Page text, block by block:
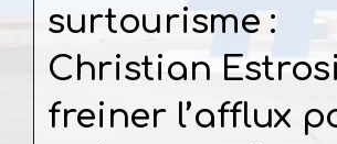
surtourisme :
Christian
freiner l’afflux